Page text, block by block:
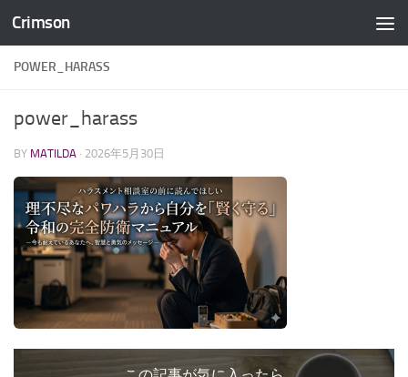
コンテンツへスキップ
Crimson
POWER_HARASS
power_harass
BY MATILDA · 2026年5月30日